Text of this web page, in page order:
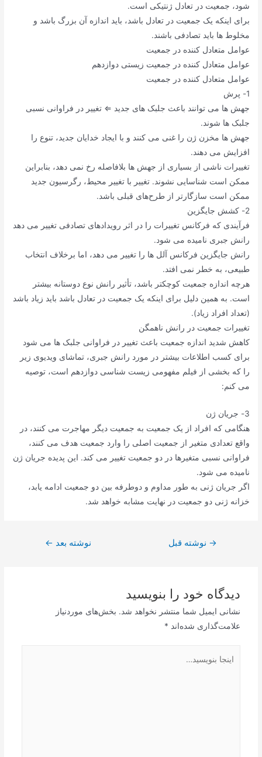
شود، جمعیت در تعادل ژنتیکی است.
برای اینکه یک جمعیت در تعادل باشد، باید اندازه آن بزرگ باشد و
مخلوط ها باید تصادفی باشند.
عوامل متعادل کننده در جمعیت
عوامل متعادل کننده در جمعیت زیستی دوازدهم
عوامل متعادل کننده در جمعیت
1- پرش
جهش ها می توانند باعث جلبک های جدید ⇐ تغییر در فراوانی نسبی
جلبک ها شوند.
جهش ها مخزن ژن را غنی می کنند و با ایجاد خدایان جدید، تنوع را
افزایش می دهند.
تغییرات ناشی از بسیاری از جهش ها بلافاصله رخ نمی دهد، بنابراین
ممکن است شناسایی نشوند. تغییر با تغییر محیط، رگرسیون جدید
ممکن است سازگارتر از طرح‌های قبلی باشد.
2- کشش جایگزین
فرآیندی که فرکانس تغییرات را در اثر رویدادهای تصادفی تغییر می دهد
رانش جبری نامیده می شود.
رانش جایگزین فرکانس آلل ها را تغییر می دهد، اما برخلاف انتخاب
طبیعی، به خطر نمی افتد.
هرچه اندازه جمعیت کوچکتر باشد، تأثیر رانش نوع دوستانه بیشتر
است. به همین دلیل برای اینکه یک جمعیت در تعادل باشد باید زیاد باشد
(تعداد افراد زیاد).
تغییرات جمعیت در رانش ناهمگن
کاهش شدید اندازه جمعیت باعث تغییر در فراوانی جلبک ها می شود
برای کسب اطلاعات بیشتر در مورد رانش جبری، تماشای ویدیوی زیر
را که بخشی از فیلم مفهومی زیست شناسی دوازدهم است، توصیه
می کنم:
3- جریان ژن
هنگامی که افراد از یک جمعیت به جمعیت دیگر مهاجرت می کنند، در
واقع تعدادی متغیر از جمعیت اصلی را وارد جمعیت هدف می کنند،
فراوانی نسبی متغیرها در دو جمعیت تغییر می کند. این پدیده جریان ژن
نامیده می شود.
اگر جریان ژنی به طور مداوم و دوطرفه بین دو جمعیت ادامه یابد،
خزانه ژنی دو جمعیت در نهایت مشابه خواهد شد.
راهبری→ نوشته قبل نوشته بعد ←
دیدگاه‌ خود را بنویسید
نشانی ایمیل شما منتشر نخواهد شد. بخش‌های موردنیاز
علامت‌گذاری شده‌اند *
بنویسید…